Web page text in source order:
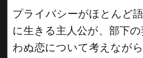
プライバシーがほとんど
に生きる主人公が、部下
わぬ恋について考えなが